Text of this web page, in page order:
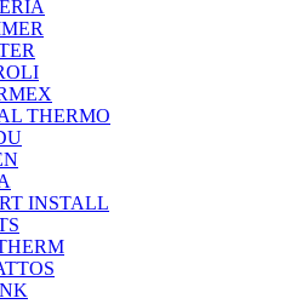
THERMO
INSTALL